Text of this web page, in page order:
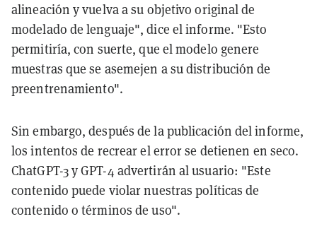
alineación y vuelva a su objetivo original de
modelado de lenguaje", dice el informe. "Esto
permitiría, con suerte, que el modelo genere
muestras que se asemejen a su distribución de
preentrenamiento".
Sin embargo, después de la publicación del informe,
los intentos de recrear el error se detienen en seco.
ChatGPT-3 y GPT-4 advertirán al usuario: "Este
contenido puede violar nuestras políticas de
contenido o términos de uso".